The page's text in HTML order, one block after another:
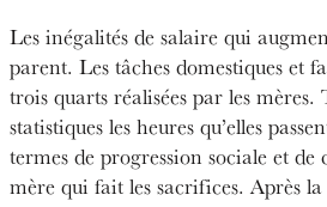
Les inégalités de salaire qui
parent. Les tâches domestiques et
trois quarts réalisées par les mères.
statistiques les heures qu’elles
termes de progression sociale et de
mère qui fait les sacrifices. Après la